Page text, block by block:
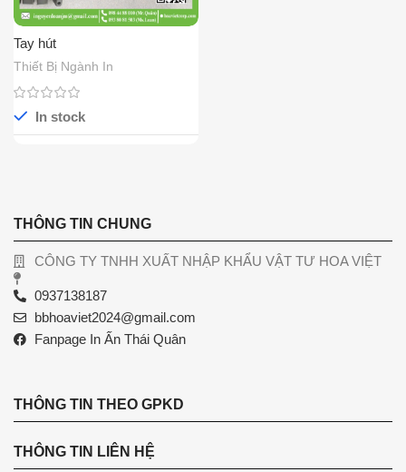
Tay hút
Thiết Bị Ngành In
In stock
THÔNG TIN CHUNG
CÔNG TY TNHH XUẤT NHẬP KHẨU VẬT TƯ HOA VIỆT
0937138187
bbhoaviet2024@gmail.com
Fanpage In Ấn Thái Quân
THÔNG TIN THEO GPKD
THÔNG TIN LIÊN HỆ